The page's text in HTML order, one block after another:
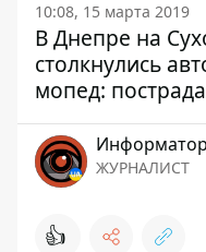
10:08, 15 марта 2019
В Днепре на
столкнулись
мопед:
ЖУРНАЛИСТ
👍